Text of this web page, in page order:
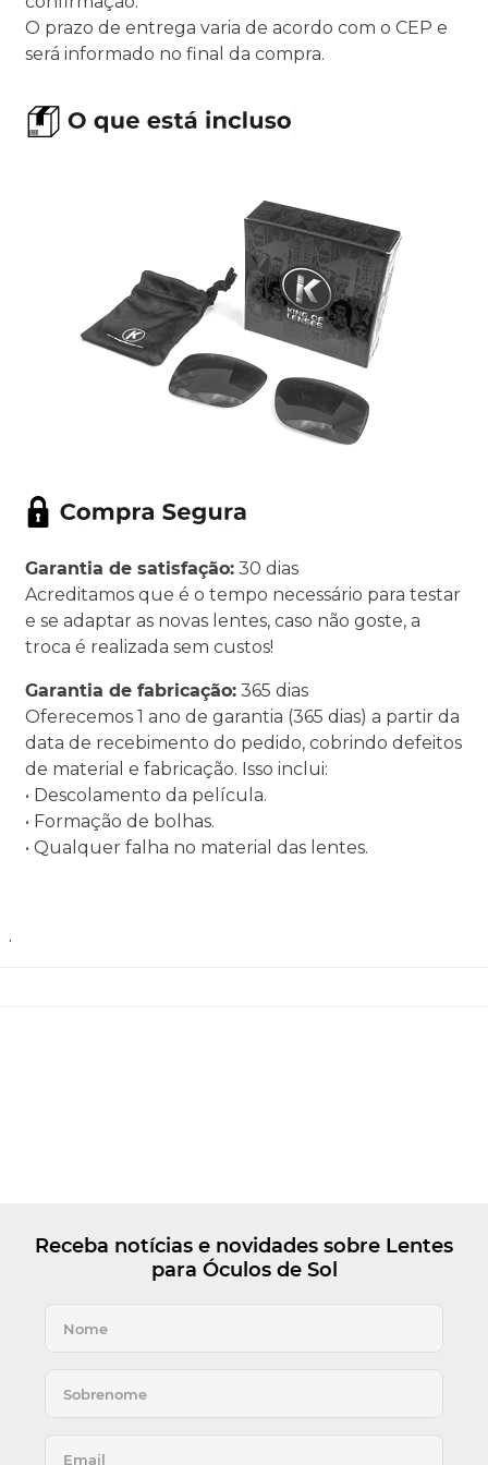
O prazo de entrega varia de acordo com o CEP e
será informado no final da compra.
Garantia de satisfação: 30 dias
Acreditamos que é o tempo necessário para testar
e se adaptar as novas lentes, caso não goste, a
troca é realizada sem custos!
Garantia de fabricação: 365 dias
Oferecemos 1 ano de garantia (365 dias) a partir da
data de recebimento do pedido, cobrindo defeitos
de material e fabricação. Isso inclui:
• Descolamento da película.
• Formação de bolhas.
• Qualquer falha no material das lentes.
.
Receba notícias e novidades sobre Lentes
para Óculos de Sol